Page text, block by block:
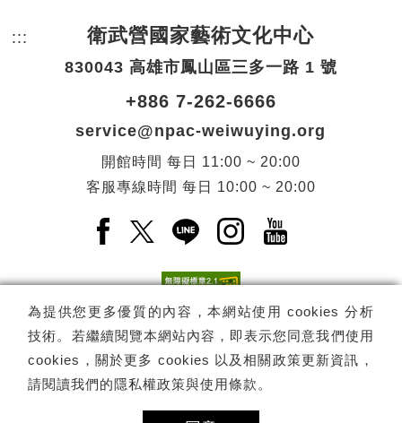
為提供您更多優質的內容，本網站使用 cookies 分析
技術。若繼續閱覽本網站內容，即表示您同意我們使用
cookies，關於更多 cookies 以及相關政策更新資訊，
請閱讀我們的隱私權政策與使用條款 。
::: 頁尾網站資訊。
衛武營國家藝術文化中心
830043 高雄市鳳山區三多一路 1 號
+886 7-262-6666
service@npac-weiwuying.org
開館時間 每日
11:00 ~ 20:00
客服專線時間 每日 10:00 ~ 20:00
Facebook(另開新視窗)
X(另開新視窗)
LINE(另開新視窗)
Instagram(另開新視
YouTube(另開
電子報訂閱 訂閱
Copyright © 國家表演藝術中心 -衛武營國家藝術文化中心